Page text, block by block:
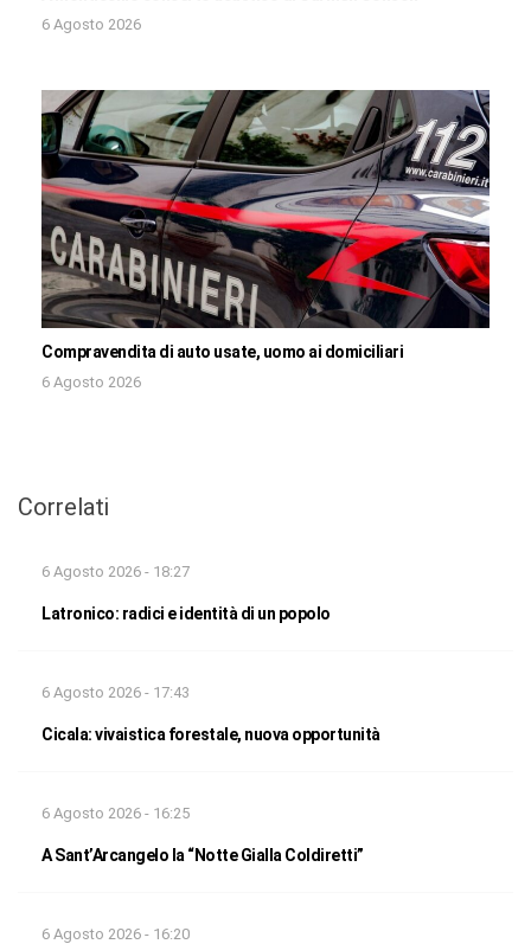
6 Agosto 2026
Compravendita di auto usate, uomo ai domiciliari
6 Agosto 2026
Correlati
6 Agosto 2026 - 18:27
Latronico: radici e identità di un popolo
6 Agosto 2026 - 17:43
Cicala: vivaistica forestale, nuova opportunità
6 Agosto 2026 - 16:25
A Sant’Arcangelo la “Notte Gialla Coldiretti”
6 Agosto 2026 - 16:20